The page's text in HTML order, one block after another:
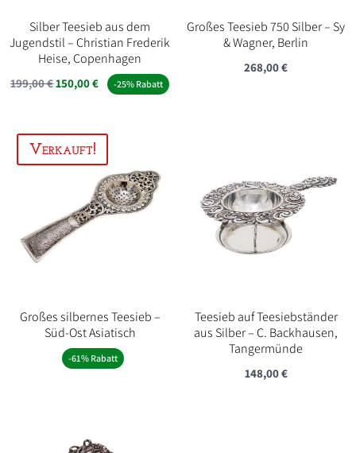
Silber Teesieb aus dem
Jugendstil – Christian Frederik
Heise, Copenhagen
199,00€Ursprünglicher
199,00 €
150,00€Aktueller
-25% Rabatt
Großes Teesieb 750 Silber – Sy
& Wagner, Berlin
268,00€
Großes silbernes Teesieb –
Süd-Ost Asiatisch
-61% Rabatt
Teesieb auf Teesiebständer
aus Silber – C. Backhausen,
Tangermünde
148,00€